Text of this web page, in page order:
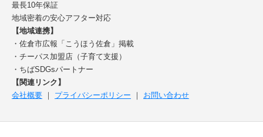
最長10年保証
地域密着の安心アフター対応
【地域連携】
・佐倉市広報「こうほう佐倉」掲載
・チーパス加盟店（子育て支援）
・ちばSDGsパートナー
【関連リンク】
会社概要 ｜ プライバシーポリシー ｜ お問い合わせ